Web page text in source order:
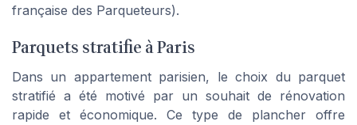
française des Parqueteurs).
Parquets stratifie à Paris
Dans un appartement parisien, le choix du parquet
stratifié a été motivé par un souhait de rénovation
rapide et économique. Ce type de plancher offre